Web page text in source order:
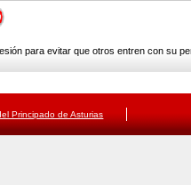
para evitar que otros entren con su
Principado de Asturias